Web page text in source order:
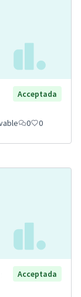
Acceptada
0 0
Acceptada